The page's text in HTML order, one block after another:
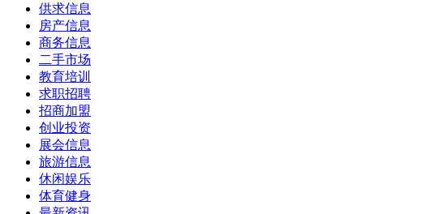
供求信息
房产信息
商务信息
二手市场
教育培训
求职招聘
招商加盟
创业投资
展会信息
旅游信息
休闲娱乐
体育健身